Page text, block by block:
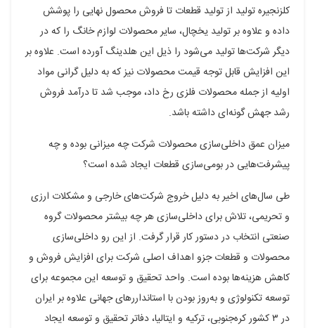
کلزنجیره تولید از تولید قطعات تا فروش محصول نهایی را پوشش
داده و علاوه بر تولید یخچال، سایر محصولات لوازم خانگ را که در
دیگر شرکت‌ها تولید می‌شود را ذیل این هلدینگ آورده است. علاوه بر
این افزایش قابل توجه قیمت محصولات نیز که به دلیل گرانی مواد
اولیه از جمله محصولات فلزی رخ داد، موجب شد تا درآمد فروش
رشد جهش گونه‌ای داشته باشد.
میزان عمق داخلی‌سازی محصولات شرکت چه میزانی بوده و چه
پیشرفت‌هایی در بومی‌سازی قطعات ایجاد شده است؟
طی سال‌های اخیر به دلیل خروج شرکت‌های خارجی و مشکلات ارزی
و تحریمی، تلاش برای داخلی‌سازی هر چه بیشتر محصولات گروه
صنعتی انتخاب در دستور کار قرار گرفت. از این رو داخلی‌سازی
محصولات و قطعات جزو اهداف اصلی شرکت برای افزایش فروش و
کاهش هزینه‌ها بوده است. واحد تحقیق و توسعه این مجموعه برای
توسعه تکنولوژی و به‌روز بودن با استانداررهای جهانی علاوه بر ایران
در ۳ کشور کره‌جنوبی، ترکیه و ایتالیا، دفاتر تحقیق و توسعه ایجاد